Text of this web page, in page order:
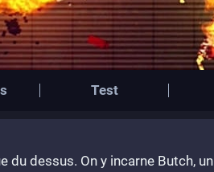
Test
du dessus. On y incarne Butch, un